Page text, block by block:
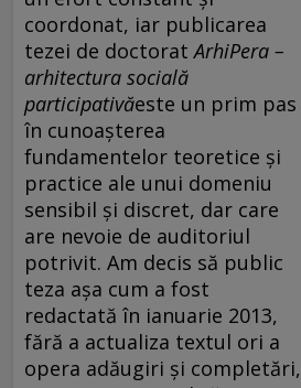
coordonat, iar publicarea
tezei de doctoratArhiPera –
arhitectura socială
participativăeste un prim pas
în cunoașterea
fundamentelor teoretice și
practice ale unui domeniu
sensibil și discret, dar care
are nevoie de auditoriul
potrivit. Am decis să public
teza așa cum a fost
redactată în ianuarie 2013,
fără a actualiza textul ori a
opera adăugiri și completări,